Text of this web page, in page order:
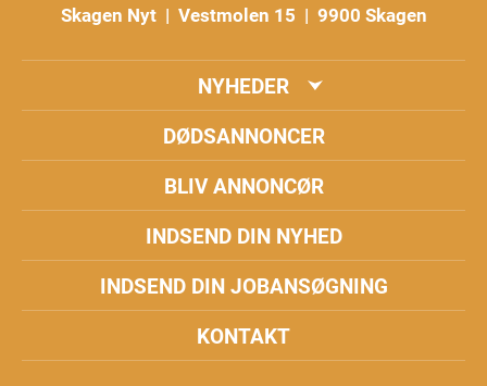
Skagen Nyt | Vestmolen 15 | 9900 Skagen
NYHEDER
DØDSANNONCER
BLIV ANNONCØR
INDSEND DIN NYHED
INDSEND DIN JOBANSØGNING
KONTAKT